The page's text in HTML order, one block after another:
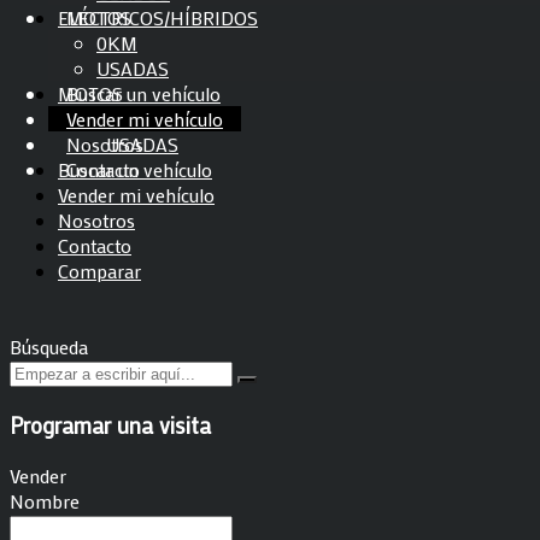
ELÉCTRICOS/HÍBRIDOS
0KM
USADOS
MOTOS
0KM
USADAS
Buscar un vehículo
Vender mi vehículo
Nosotros
Contacto
Comparar
MOTOS
0KM
USADAS
Buscar un vehículo
Vender mi vehículo
Nosotros
Contacto
© 2023 La Esquina del Utilitario - Derechos Reservados
Búsqueda
Programar una visita
Vender
Nombre